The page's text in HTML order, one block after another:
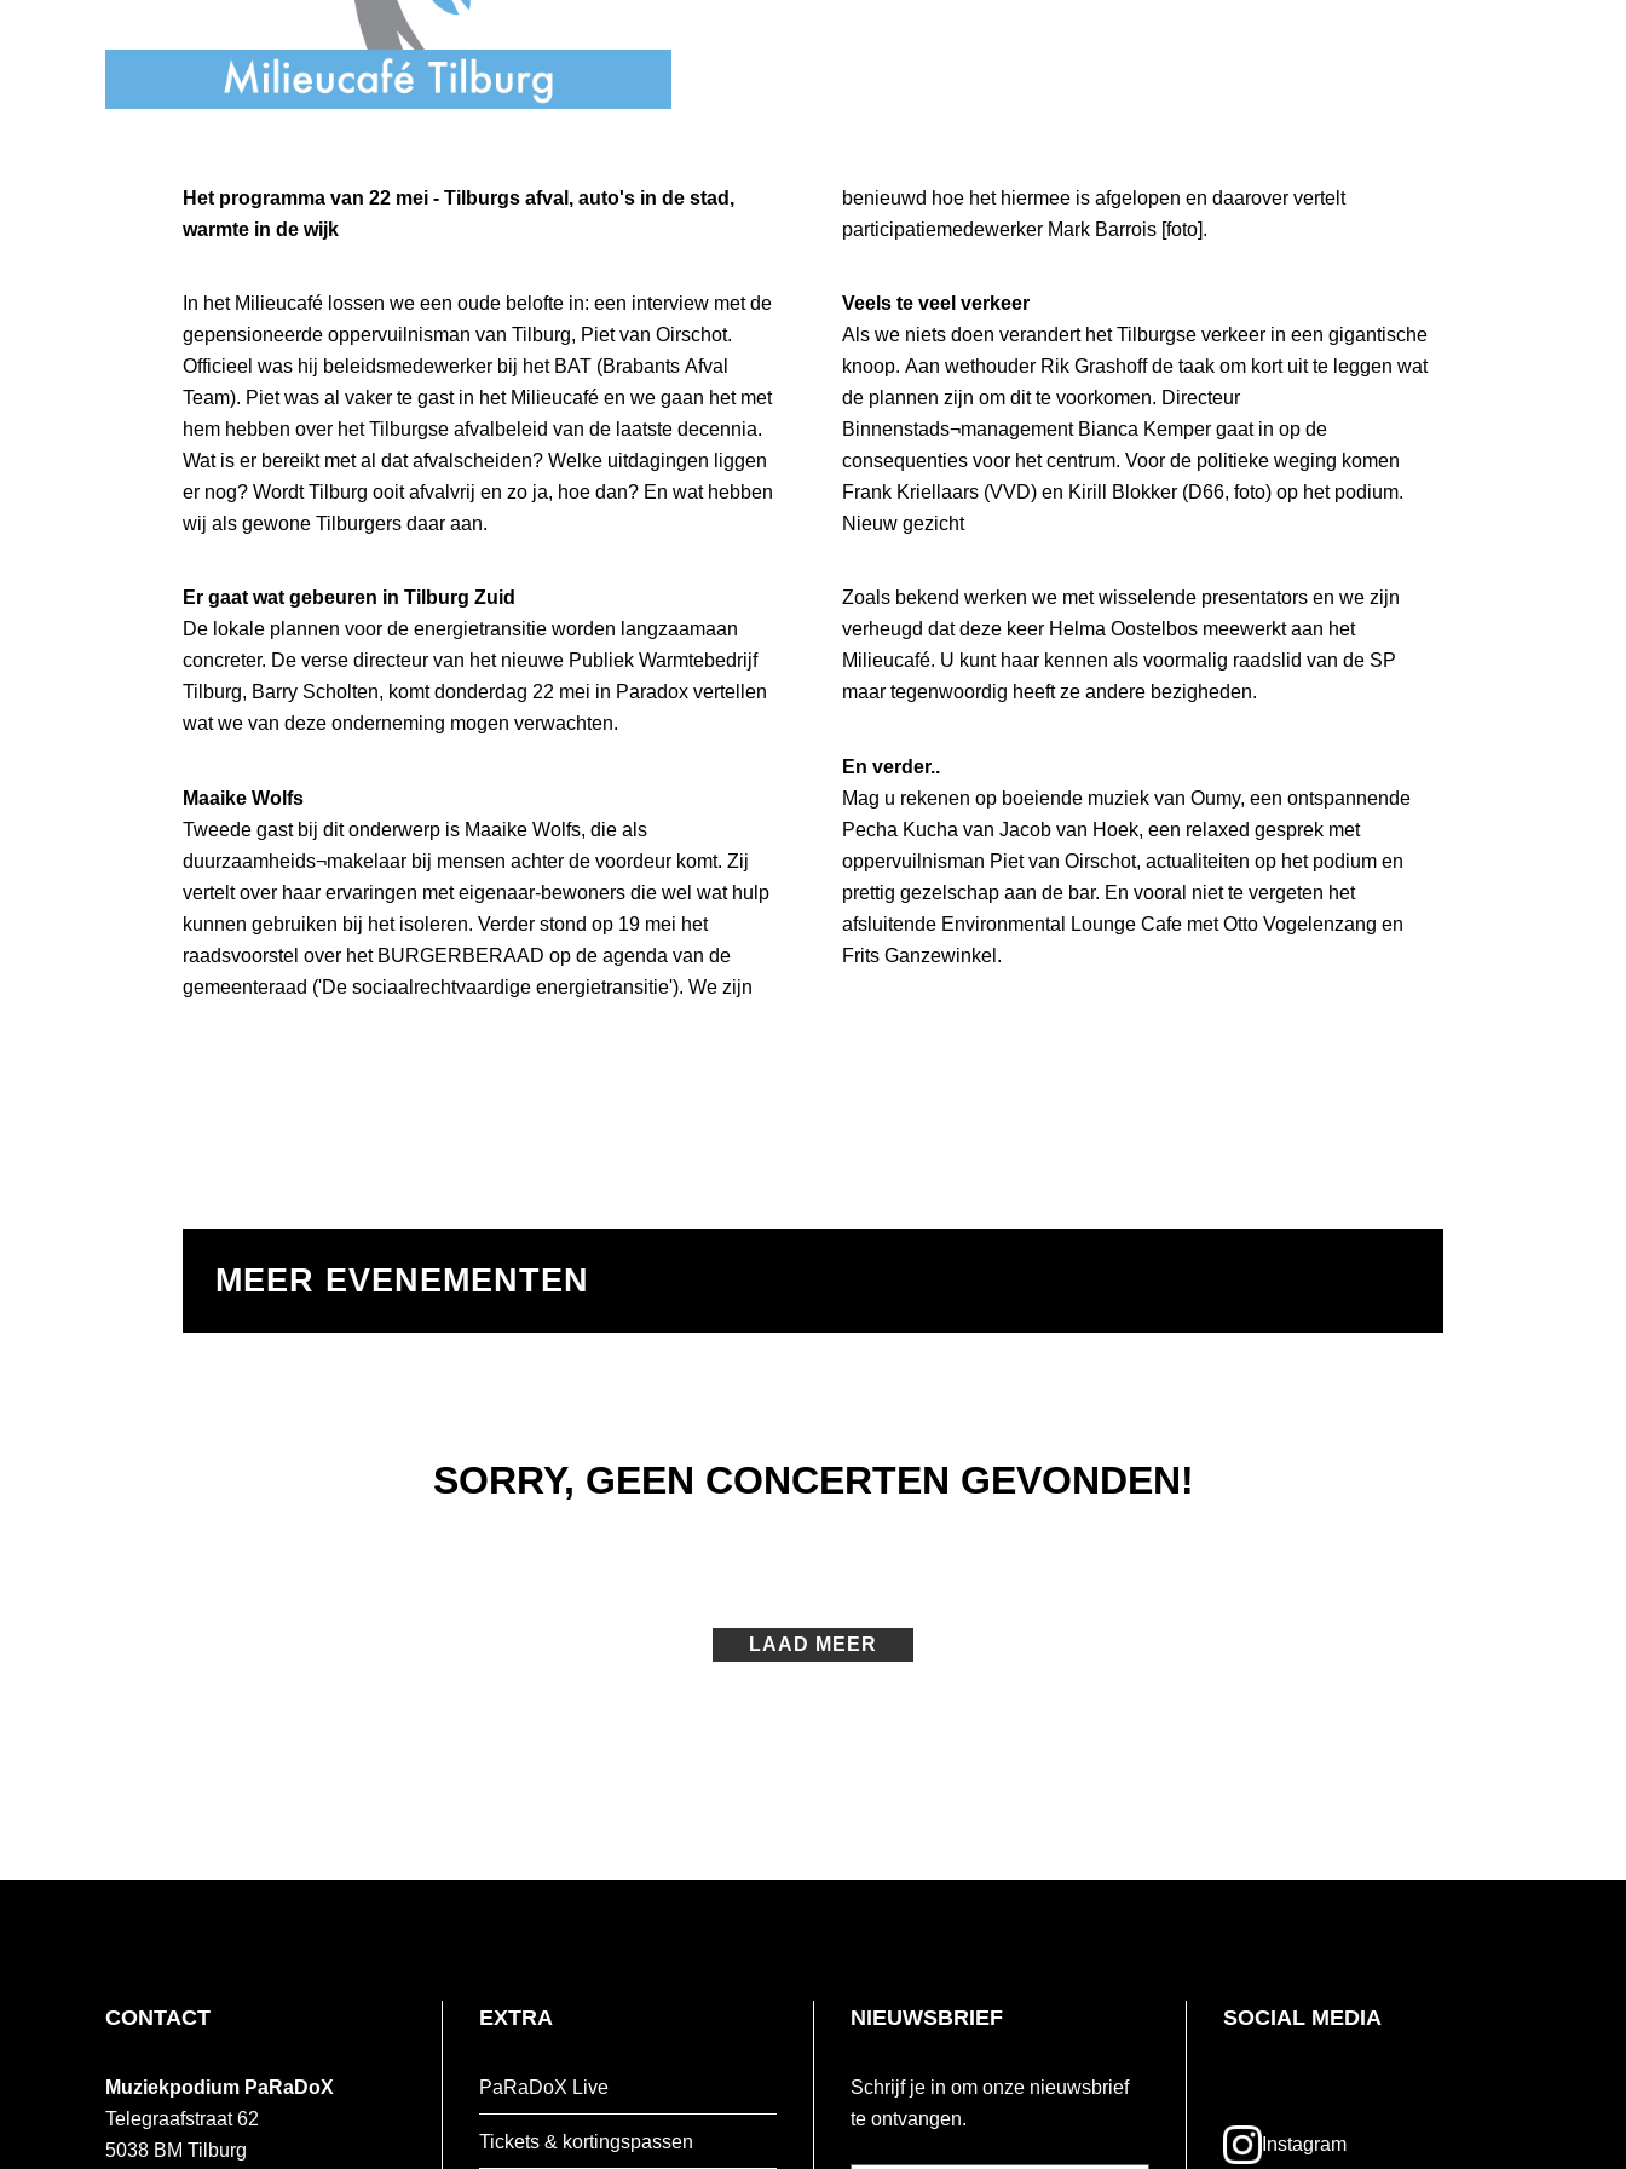
Het programma van 22 mei - Tilburgs afval, auto's in de stad,
warmte in de wijk
In het Milieucafé lossen we een oude belofte in: een interview met de
gepensioneerde oppervuilnisman van Tilburg, Piet van Oirschot.
Officieel was hij beleidsmedewerker bij het BAT (Brabants Afval
Team). Piet was al vaker te gast in het Milieucafé en we gaan het met
hem hebben over het Tilburgse afvalbeleid van de laatste decennia.
Wat is er bereikt met al dat afvalscheiden? Welke uitdagingen liggen
er nog? Wordt Tilburg ooit afvalvrij en zo ja, hoe dan? En wat hebben
wij als gewone Tilburgers daar aan.
Er gaat wat gebeuren in Tilburg Zuid
De lokale plannen voor de energietransitie worden langzaamaan
concreter. De verse directeur van het nieuwe Publiek Warmtebedrijf
Tilburg, Barry Scholten, komt donderdag 22 mei in Paradox vertellen
wat we van deze onderneming mogen verwachten.
Maaike Wolfs
Tweede gast bij dit onderwerp is Maaike Wolfs, die als
duurzaamheids¬makelaar bij mensen achter de voordeur komt. Zij
vertelt over haar ervaringen met eigenaar-bewoners die wel wat hulp
kunnen gebruiken bij het isoleren. Verder stond op 19 mei het
raadsvoorstel over het BURGERBERAAD op de agenda van de
gemeenteraad ('De sociaalrechtvaardige energietransitie'). We zijn
benieuwd hoe het hiermee is afgelopen en daarover vertelt
participatiemedewerker Mark Barrois [foto].
Veels te veel verkeer
Als we niets doen verandert het Tilburgse verkeer in een gigantische
knoop. Aan wethouder Rik Grashoff de taak om kort uit te leggen wat
de plannen zijn om dit te voorkomen. Directeur
Binnenstads¬management Bianca Kemper gaat in op de
consequenties voor het centrum. Voor de politieke weging komen
Frank Kriellaars (VVD) en Kirill Blokker (D66, foto) op het podium.
Nieuw gezicht
Zoals bekend werken we met wisselende presentators en we zijn
verheugd dat deze keer Helma Oostelbos meewerkt aan het
Milieucafé. U kunt haar kennen als voormalig raadslid van de SP
maar tegenwoordig heeft ze andere bezigheden.
En verder..
Mag u rekenen op boeiende muziek van Oumy, een ontspannende
Pecha Kucha van Jacob van Hoek, een relaxed gesprek met
oppervuilnisman Piet van Oirschot, actualiteiten op het podium en
prettig gezelschap aan de bar. En vooral niet te vergeten het
afsluitende Environmental Lounge Cafe met Otto Vogelenzang en
Frits Ganzewinkel.
MEER EVENEMENTEN
SORRY, GEEN CONCERTEN GEVONDEN!
LAAD MEER
FOOTERCONTACT
Muziekpodium PaRaDoX
Telegraafstraat 62
5038 BM Tilburg
EXTRA
PaRaDoX Live
Tickets & kortingspassen
NIEUWSBRIEF
Schrijf je in om onze nieuwsbrief
te ontvangen.
SOCIAL MEDIA
Opent
Instagram